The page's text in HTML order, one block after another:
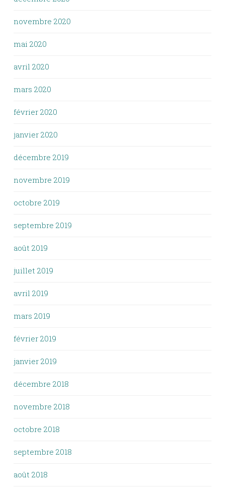
novembre 2020
mai 2020
avril 2020
mars 2020
février 2020
janvier 2020
décembre 2019
novembre 2019
octobre 2019
septembre 2019
août 2019
juillet 2019
avril 2019
mars 2019
février 2019
janvier 2019
décembre 2018
novembre 2018
octobre 2018
septembre 2018
août 2018